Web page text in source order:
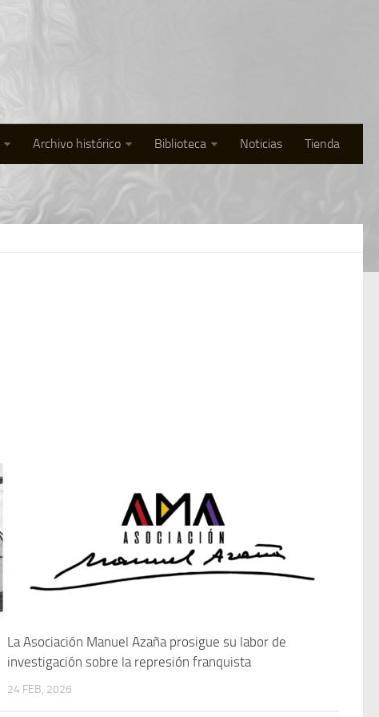
Archivo histórico Biblioteca Noticias Tienda
La Asociación Manuel Azaña prosigue su labor de
investigación sobre la represión franquista
24 FEB, 2026